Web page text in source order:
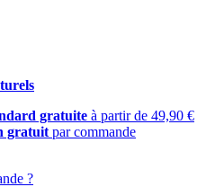
gratuite à partir de 49,90 €
gratuit par commande
?